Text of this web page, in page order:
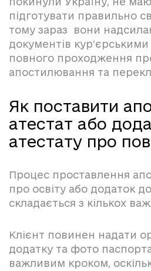
підготувати правильно
тому зараз вони
документів
повного проходження
апостилювання та
Як поставити
атестат або
атестату про
Процес проставлення
про освіту або додаток
складається з кількох
Клієнт повинен надати
додатку та фото
важливим кроком,